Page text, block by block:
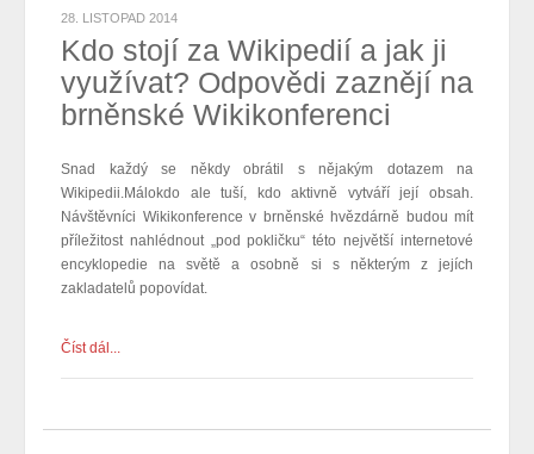
28. LISTOPAD 2014
Kdo stojí za Wikipedií a jak ji
využívat? Odpovědi zaznějí na
brněnské Wikikonferenci
Snad každý se někdy obrátil s nějakým dotazem na
Wikipedii.Málokdo ale tuší, kdo aktivně vytváří její obsah.
Návštěvníci Wikikonference v brněnské hvězdárně budou mít
příležitost nahlédnout „pod pokličku“ této největší internetové
encyklopedie na světě aosobně si s některým z jejích
zakladatelů popovídat.
Číst dál...